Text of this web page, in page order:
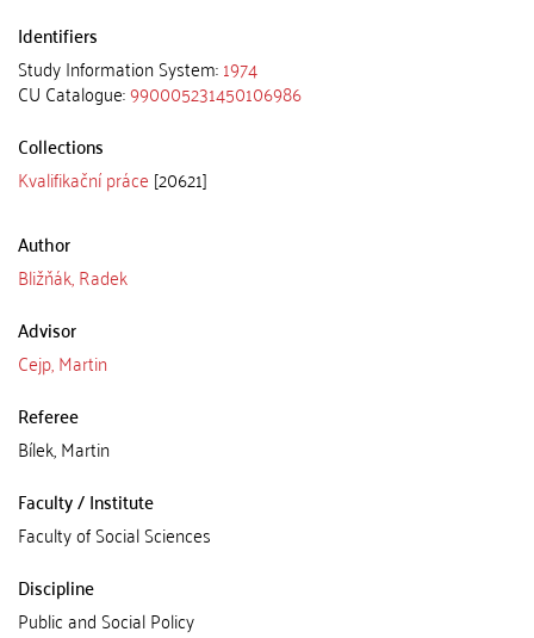
Identifiers
Study Information System:1974
CU Catalogue:990005231450106986
Collections
Kvalifikační práce [20621]
Author
Bližňák, Radek
Advisor
Cejp, Martin
Referee
Bílek, Martin
Faculty / Institute
Faculty of Social Sciences
Discipline
Public and Social Policy